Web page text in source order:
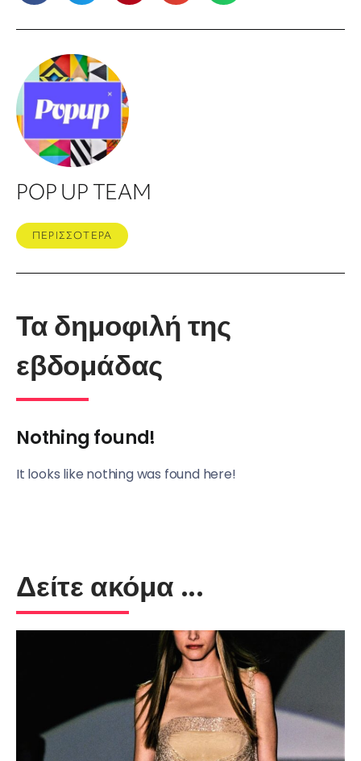
POP UP TEAM
ΠΕΡΙΣΣΟΤΕΡΑ
Τα δημοφιλή της
εβδομάδας
Nothing found!
It looks like nothing was found here!
Δείτε ακόμα ...